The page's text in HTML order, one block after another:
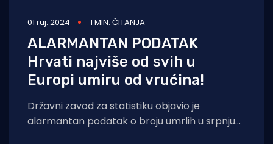
01 ruj. 2024 1 MIN. ČITANJA
ALARMANTAN PODATAK
Hrvati najviše od svih u
Europi umiru od vrućina!
Državni zavod za statistiku objavio je
alarmantan podatak o broju umrlih u srpnju